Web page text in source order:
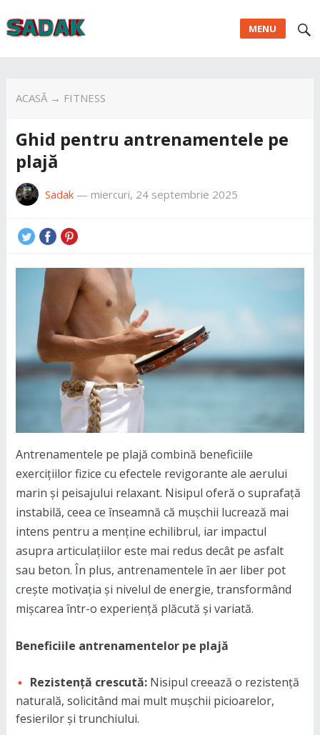
MENU
ACASĂ→ FITNESS
Ghid pentru antrenamentele pe
plajă
Sadak— miercuri, 24 septembrie 2025
Antrenamentele pe plajă combină beneficiile
exercițiilor fizice cu efectele revigorante ale aerului
marin și peisajului relaxant. Nisipul oferă o suprafață
instabilă, ceea ce înseamnă că mușchii lucrează mai
intens pentru a menține echilibrul, iar impactul
asupra articulațiilor este mai redus decât pe asfalt
sau beton. În plus, antrenamentele în aer liber pot
crește motivația și nivelul de energie, transformând
mișcarea într-o experiență plăcută și variată.
Beneficiile antrenamentelor pe plajă
Rezistență crescută:Nisipul creează o rezistență
naturală, solicitând mai mult mușchii picioarelor,
fesierilor și trunchiului.